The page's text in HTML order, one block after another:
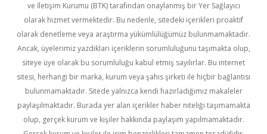
ve İletişim Kurumu (BTK) tarafından onaylanmış bir Yer Sağlayıcı
olarak hizmet vermektedir. Bu nedenle, sitedeki içerikleri proaktif
olarak denetleme veya araştırma yükümlülüğümüz bulunmamaktadır.
Ancak, üyelerimiz yazdıkları içeriklerin sorumluluğunu taşımakta olup,
siteye üye olarak bu sorumluluğu kabul etmiş sayılırlar. Bu internet
sitesi, herhangi bir marka, kurum veya şahıs şirketi ile hiçbir bağlantısı
bulunmamaktadır. Sitede yalnızca kendi hazırladığımız makaleler
paylaşılmaktadır. Burada yer alan içerikler haber niteliği taşımamakta
olup, gerçek kurum ve kişiler hakkında paylaşım yapılmamaktadır.